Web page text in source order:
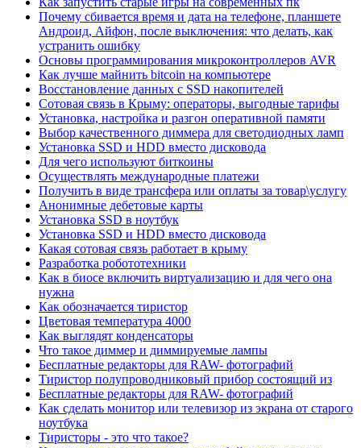
Почему сбивается время и дата на телефоне, планшете
Андроид, Айфон, после выключения: что делать, как
устранить ошибку
Основы программирования микроконтроллеров AVR
Как лучше майнить bitcoin на компьютере
Восстановление данных с SSD накопителей
Сотовая связь в Крыму: операторы, выгодные тарифы
Установка, настройка и разгон оперативной памяти
Выбор качественного диммера для светодиодных ламп
Установка SSD и HDD вместо дисковода
Для чего используют биткоины
Осуществлять международные платежи
Получить в виде трансфера или оплаты за товар\услугу
Анонимные дебетовые карты
Установка SSD в ноутбук
Установка SSD и HDD вместо дисковода
Какая сотовая связь работает в крыму
Разработка робототехники
Как в биосе включить виртуализацию и для чего она
нужна
Как обозначается тиристор
Цветовая температура 4000
Как выглядят конденсаторы
Что такое диммер и диммируемые лампы
Бесплатные редакторы для RAW- фотографий
Тиристор полупроводниковый прибор состоящий из
Бесплатные редакторы для RAW- фотографий
Как сделать монитор или телевизор из экрана от старого
ноутбука
Тиристоры - это что такое?